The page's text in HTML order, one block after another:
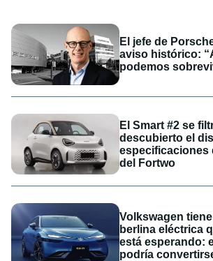
El jefe de
aviso histórico:
podemos
El Smart #2 se
descubierto el
especificaciones
del Fortwo
Volkswagen
berlina eléctrica
está esperando:
podría